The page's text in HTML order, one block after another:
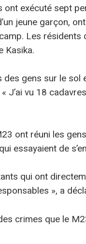
exécuté sept
jeune garçon,
Les résidents
Kasika.
gens sur le sol
J’ai vu 18
ont réuni les
essayaient de
qui ont
», a
crimes que le